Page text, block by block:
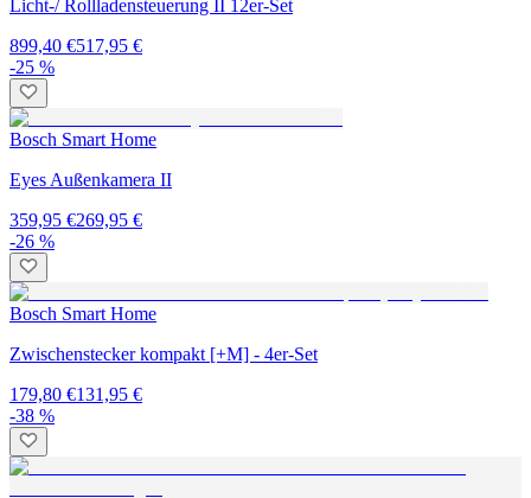
Licht-/ Rollladensteuerung II 12er-Set
899,40 €517,95 €
-25 %
Bosch Smart Home
Eyes Außenkamera II
359,95 €269,95 €
-26 %
Bosch Smart Home
Zwischenstecker kompakt [+M] - 4er-Set
179,80 €131,95 €
-38 %